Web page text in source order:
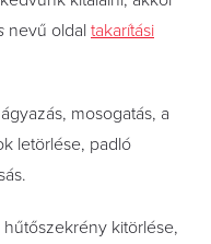
nevű oldal takarítási
mosogatás, a
letörlése, padló
kitörlése,